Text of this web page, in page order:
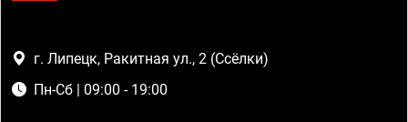
г. Липецк, Ракитная ул., 2 (Ссёлки)
Пн-Сб | 09:00 - 19:00